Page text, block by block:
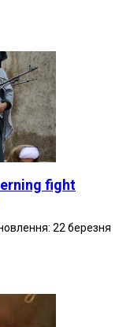
fight
22 березня